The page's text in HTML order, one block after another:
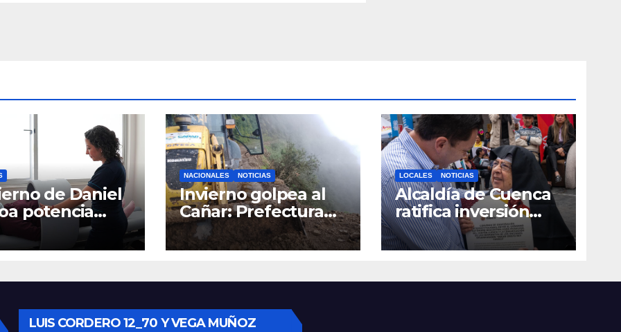
de Daniel
potencia
Materno
y
con nuevos
NACIONALES NOTICIAS
Invierno golpea al
Cañar: Prefectura
despliega
maquinaria en toda
mantener las vías
LOCALES NOTICIAS
Alcaldía de Cuenca
ratifica inversión
social con
fundaciones e
LUIS CORDERO 12_70 Y VEGA MUÑOZ